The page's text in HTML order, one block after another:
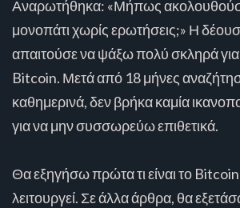
Αναρωτήθηκα: «Μήπως
μονοπάτι χωρίς ερωτήσεις;» Η
απαιτούσε να ψάξω πολύ σκληρά
Bitcoin. Μετά από 18 μήνες
καθημερινά, δεν βρήκα καμία
για να μην συσσωρεύω επιθετικά.
Θα εξηγήσω πρώτα τι είναι το
λειτουργεί. Σε άλλα άρθρα, θα